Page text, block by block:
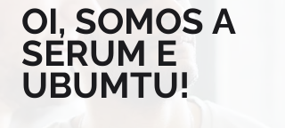
OI, SOMOS A
SERUM E
UBUMTU!